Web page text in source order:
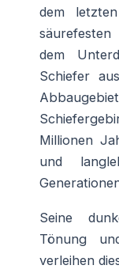
dem
säurefesten
dem
Schiefer
Millionen
und
Seine
Tönung
verleihen